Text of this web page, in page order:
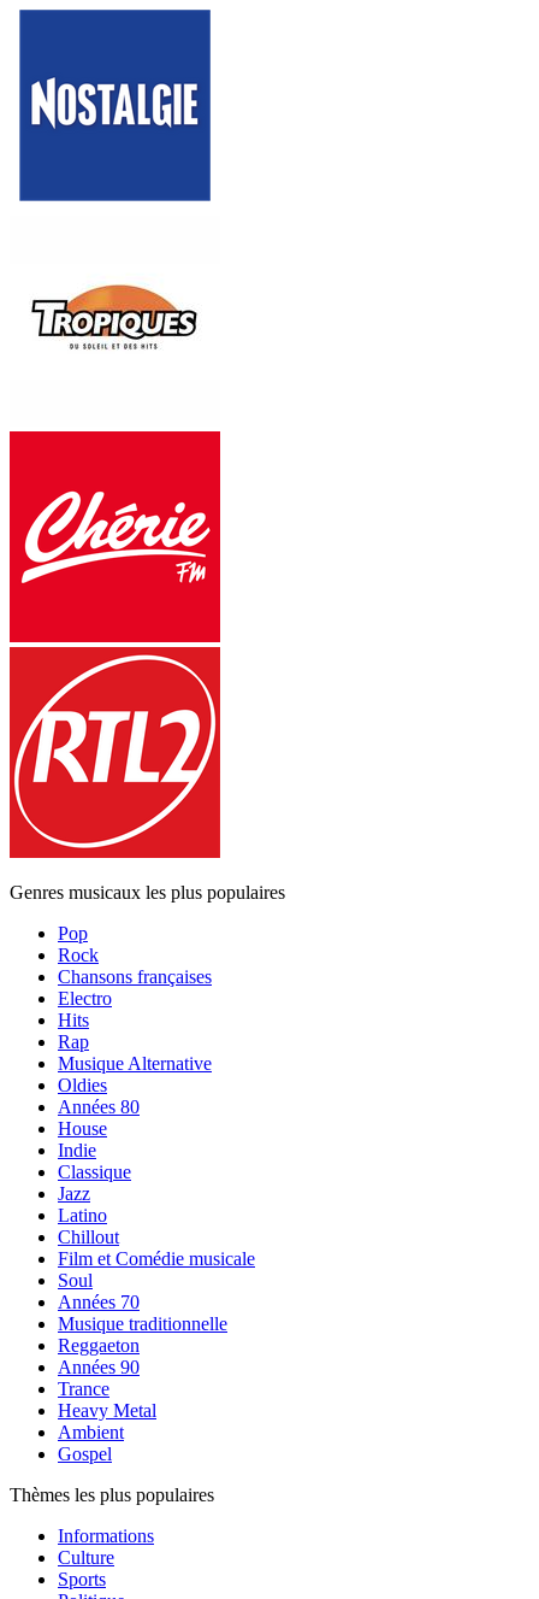
Genres musicaux les plus populaires
Pop
Rock
Chansons françaises
Electro
Hits
Rap
Musique Alternative
Oldies
Années 80
House
Indie
Classique
Jazz
Latino
Chillout
Film et Comédie musicale
Soul
Années 70
Musique traditionnelle
Reggaeton
Années 90
Trance
Heavy Metal
Ambient
Gospel
Thèmes les plus populaires
Informations
Culture
Sports